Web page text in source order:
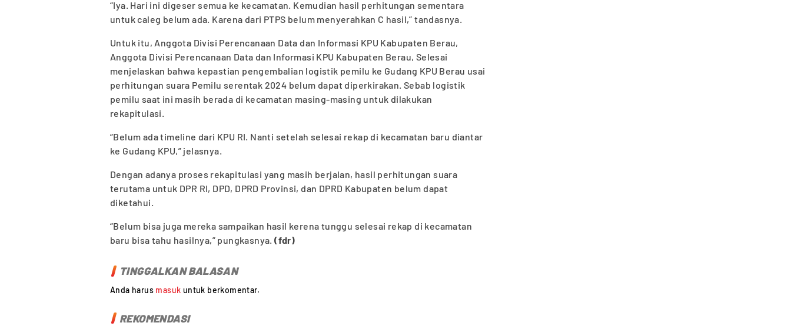
“Iya. Hari ini digeser semua ke kecamatan. Kemudian hasil perhitungan sementara
untuk caleg belum ada. Karena dari PTPS belum menyerahkan C hasil,” tandasnya.
Untuk itu, Anggota Divisi Perencanaan Data dan Informasi KPU Kabupaten Berau,
Anggota Divisi Perencanaan Data dan Informasi KPU Kabupaten Berau, Selesai
menjelaskan bahwa kepastian pengembalian logistik pemilu ke Gudang KPU Berau usai
perhitungan suara Pemilu serentak 2024 belum dapat diperkirakan. Sebab logistik
pemilu saat ini masih berada di kecamatan masing-masing untuk dilakukan
rekapitulasi.
“Belum ada timeline dari KPU RI. Nanti setelah selesai rekap di kecamatan baru diantar
ke Gudang KPU,” jelasnya.
Dengan adanya proses rekapitulasi yang masih berjalan, hasil perhitungan suara
terutama untuk DPR RI, DPD, DPRD Provinsi, dan DPRD Kabupaten belum dapat
diketahui.
“Belum bisa juga mereka sampaikan hasil kerena tunggu selesai rekap di kecamatan
baru bisa tahu hasilnya,” pungkasnya. (fdr)
TINGGALKAN BALASAN
Anda harus masuk untuk berkomentar.
REKOMENDASI